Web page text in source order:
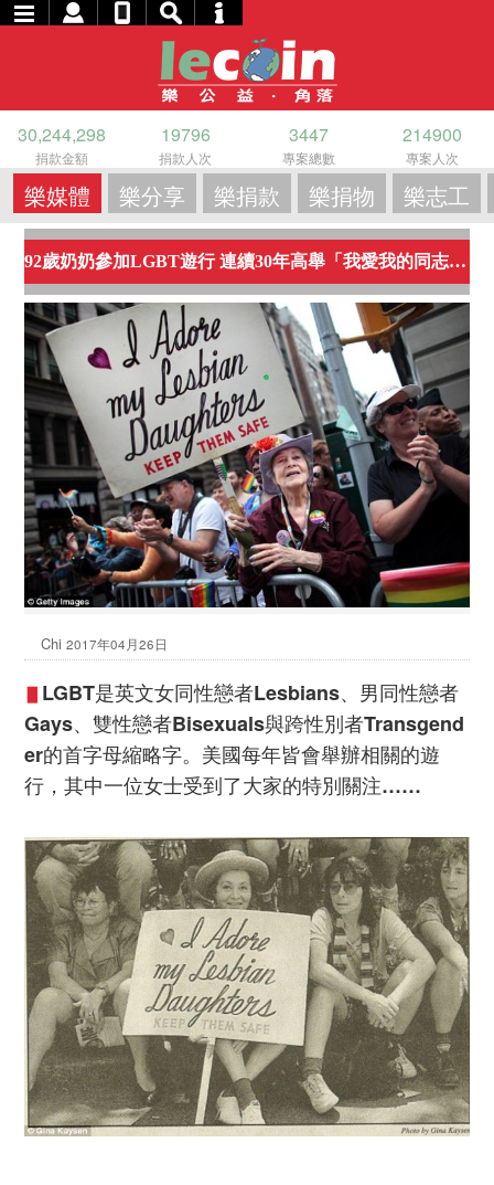
30,244,298
捐款金額
19796
捐款人次
3447
專案總數
214900
專案人次
樂媒體 樂分享 樂捐款 樂捐物 樂志工
92歲奶奶參加LGBT遊行 連續30年高舉「我愛我的同志女兒」
Chi2017年04月26日
▋ LGBT是英文女同性戀者Lesbians、男同性戀者
Gays、雙性戀者Bisexuals與跨性別者Transgend
er的首字母縮略字。美國每年皆會舉辦相關的遊
行，其中一位女士受到了大家的特別關注……